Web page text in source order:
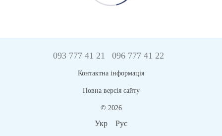
093 777 41 21 096 777 41 22
Контактна інформація
Повна версія сайту
© 2026
Укр Рус